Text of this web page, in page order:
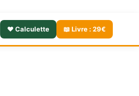
❤️ Calculette 📖 Livre : 29€